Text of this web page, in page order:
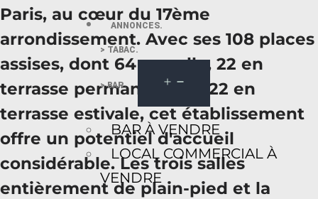
ANNONCES.
> TABAC.
> BAR.
BAR À VENDRE
LOCAL COMMERCIAL À
VENDRE
Paris, au cœur du 17ème
arrondissement. Avec ses 108 places
assises, dont 64 en salle, 22 en
terrasse permanente et 22 en
terrasse estivale, cet établissement
offre un potentiel d'accueil
considérable. Les trois salles
entièrement de plain-pied et la